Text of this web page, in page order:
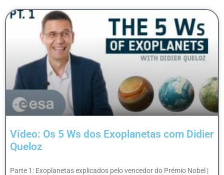
Vídeo: Os 5 Ws dos Exoplanetas com Didier
Queloz
Parte 1: Exoplanetas explicados pelo vencedor do Prémio Nobel |